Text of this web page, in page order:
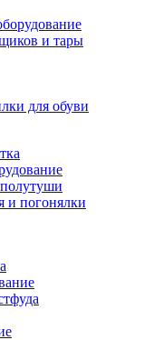
и тары
для обуви
и погонялки